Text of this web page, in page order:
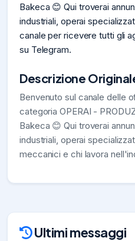
Bakeca 😊 Qui troverai
industriali, operai
canale per ricevere tutti gli
su Telegram.
Descrizione
Benvenuto sul canale delle
categoria OPERAI -
Bakeca 😊 Qui troverai
industriali, operai
meccanici e chi lavora
Ultimi messaggi